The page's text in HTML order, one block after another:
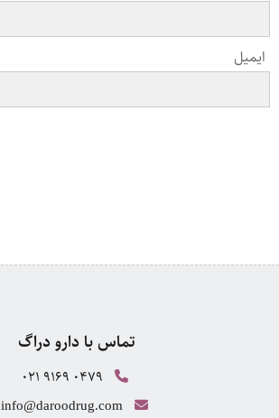
ایمیل
تماس با دارو دراگ
021 9169 0479
info@daroodrug.com